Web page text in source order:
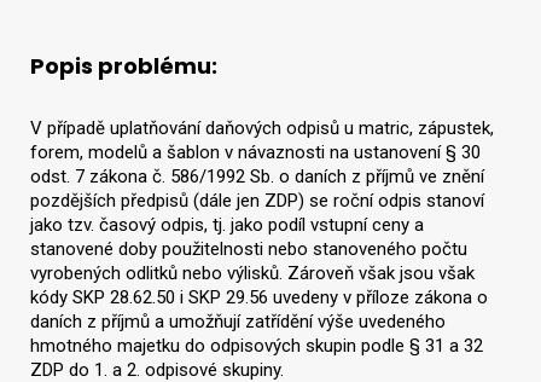
Popis problému:
V případě uplatňování daňových odpisů u matric, zápustek,
forem, modelů a šablon v návaznosti na ustanovení § 30
odst. 7 zákona č. 586/1992 Sb. o daních z příjmů ve znění
pozdějších předpisů (dále jen ZDP) se roční odpis stanoví
jako tzv. časový odpis, tj. jako podíl vstupní ceny a
stanovené doby použitelnosti nebo stanoveného počtu
vyrobených odlitků nebo výlisků. Zároveň však jsou však
kódy SKP 28.62.50 i SKP 29.56 uvedeny v příloze zákona o
daních z příjmů a umožňují zatřídění výše uvedeného
hmotného majetku do odpisových skupin podle § 31 a 32
ZDP do 1. a 2. odpisové skupiny.